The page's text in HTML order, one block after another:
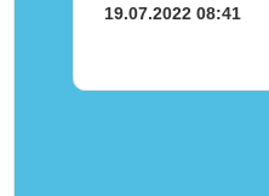
19.07.2022 08:41